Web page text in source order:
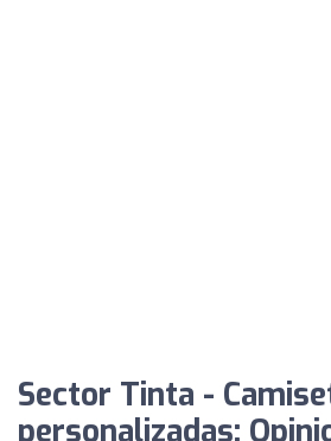
Sector Tinta -
personalizadas: